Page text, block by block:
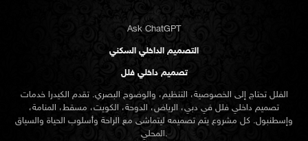
Ask ChatGPT
التصميم الداخلي السكني
تصميم داخلي فلل
الفلل تحتاج إلى الخصوصية، التنظيم، والوضوح البصري. تقدم الكيدرا خدمات
تصميم داخلي فلل في دبي، الرياض، الدوحة، الكويت، مسقط، المنامة،
وإسطنبول. كل مشروع يتم تصميمه ليتماشى مع الراحة وأسلوب الحياة والسياق
المحلي.